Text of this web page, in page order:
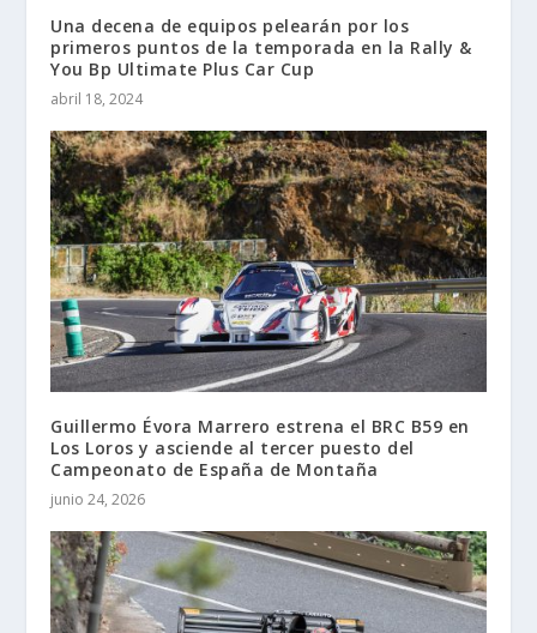
Una decena de equipos pelearán por los
primeros puntos de la temporada en la Rally &
You Bp Ultimate Plus Car Cup
abril 18, 2024
Guillermo Évora Marrero estrena el BRC B59 en
Los Loros y asciende al tercer puesto del
Campeonato de España de Montaña
junio 24, 2026